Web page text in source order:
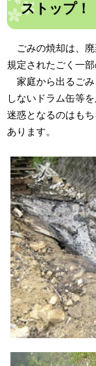
ストップ！
ごみの焼却は、廃
規定されたごく一
家庭から出るごみ
しないドラム缶等
迷惑となるのはも
あります。